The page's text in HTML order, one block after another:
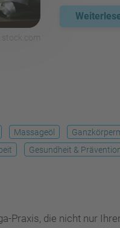
Massageöl
Gesundheit &
Praxis, die nicht nur